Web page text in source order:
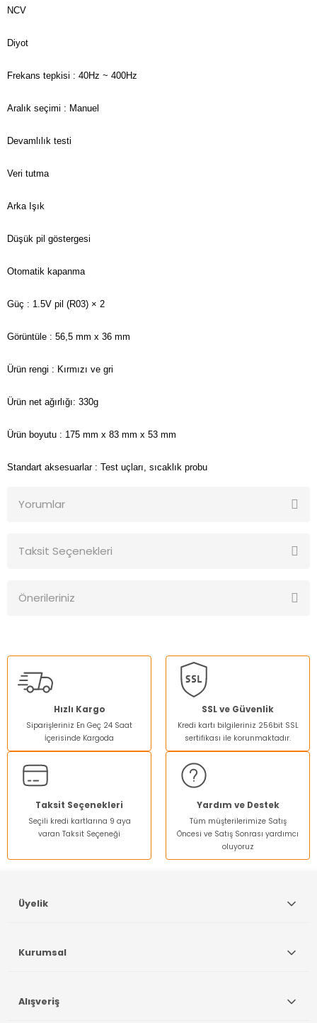
NCV
Diyot
Frekans tepkisi : 40Hz ~ 400Hz
Aralık seçimi : Manuel
Devamlılık testi
Veri tutma
Arka Işık
Düşük pil göstergesi
Otomatik kapanma
Güç : 1.5V pil (R03) × 2
Görüntüle : 56,5 mm x 36 mm
Ürün rengi : Kırmızı ve gri
Ürün net ağırlığı: 330g
Ürün boyutu : 175 mm x 83 mm x 53 mm
Standart aksesuarlar : Test uçları, sıcaklık probu
Yorumlar
Taksit Seçenekleri
Önerileriniz
kullanarak tarafımıza iletebilirsiniz.
Görüş ve önerileriniz için teşekkür ederiz.
Ürün resmi kalitesiz, bozuk veya görüntülenemiyor.
Ürün açıklamasında eksik bilgiler bulunuyor.
Ürün bilgilerinde hatalar bulunuyor.
Ürün fiyatı diğer sitelerden daha pahalı.
Bu ürüne benzer farklı alternatifler olmalı.
Hızlı Kargo
Siparişleriniz En Geç 24 Saat
İçerisinde Kargoda
SSL ve Güvenlik
Kredi kartı bilgileriniz 256bit SSL
sertifikası ile korunmaktadır.
Taksit Seçenekleri
Seçili kredi kartlarına 9 aya
varan Taksit Seçeneği
Yardım ve Destek
Tüm müşterilerimize Satış
Öncesi ve Satış Sonrası yardımcı
oluyoruz
Üyelik
Kurumsal
Alışveriş